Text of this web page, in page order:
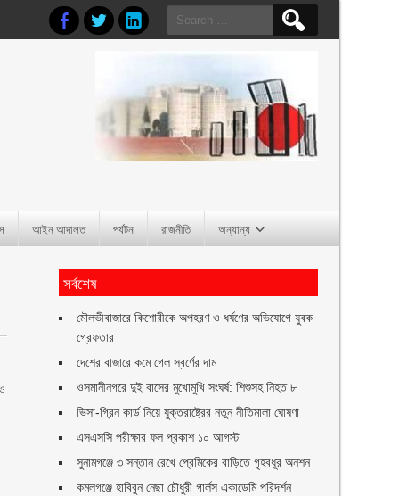
Search
for:
আইন আদালত পর্যটন রাজনীতি অন্যান্য
সর্বশেষ
মৌলভীবাজারে কিশোরীকে অপহরণ ও ধর্ষণের অভিযোগে যুবক
গ্রেফতার
দেশের বাজারে কমে গেল স্বর্ণের দাম
ওসমানীনগরে দুই বাসের মুখোমুখি সংঘর্ষ: শিশুসহ নিহত ৮
ভিসা-গ্রিন কার্ড নিয়ে যুক্তরাষ্ট্রের নতুন নীতিমালা ঘোষণা
এসএসসি পরীক্ষার ফল প্রকাশ ১০ আগস্ট
সুনামগঞ্জে ৩ সন্তান রেখে প্রেমিকের বাড়িতে গৃহবধূর অনশন
কমলগঞ্জে হাবিবুন নেছা চৌধুরী গার্লস একাডেমি পরিদর্শন